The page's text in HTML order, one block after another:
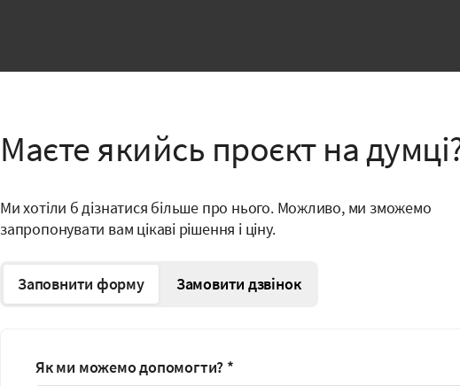
Маєте якийсь проєкт на
Ми хотіли б дізнатися більше про нього. Можливо, ми зможемо
запропонувати вам цікаві рішення і ціну.
Заповнити форму Замовити дзвінок
Як ми можемо допомогти? *